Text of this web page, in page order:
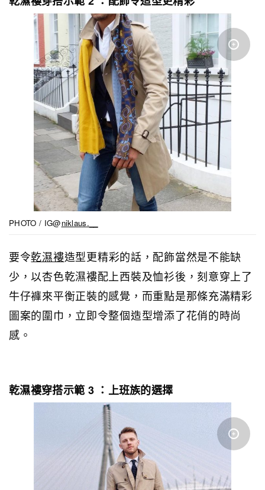
PHOTO / IG@niklaus.__
要令乾濕褸造型更精彩的話，配飾當然是不能缺
少，以杏色乾濕褸配上西裝及恤衫後，刻意穿上了
牛仔褲來平衡正裝的感覺，而重點是那條充滿精彩
圖案的圍巾，立即令整個造型增添了花俏的時尚
感。
乾濕褸穿搭示範 3 ：上班族的選擇